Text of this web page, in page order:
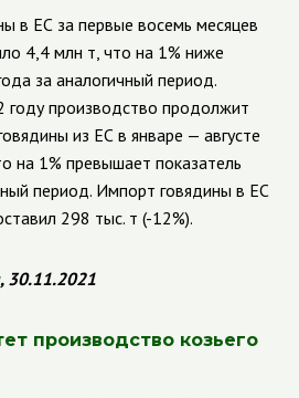
в ЕС за первые восемь месяцев
4,4 млн т, что на 1% ниже
за аналогичный период.
производство продолжит
из ЕС в январе — августе
на 1% превышает показатель
период. Импорт говядины в ЕС
298 тыс. т (-12%).
, 30.11.2021
производство козьего